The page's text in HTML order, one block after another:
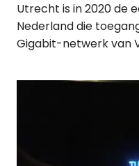
Utrecht is in 2020 de
Nederland die
Gigabit-netwerk van